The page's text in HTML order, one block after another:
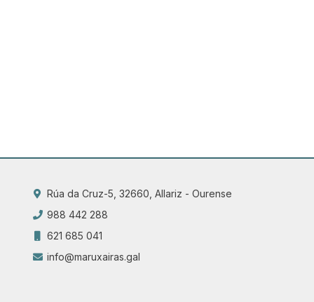
Rúa da Cruz-5, 32660, Allariz - Ourense
988 442 288
621 685 041
info@maruxairas.gal